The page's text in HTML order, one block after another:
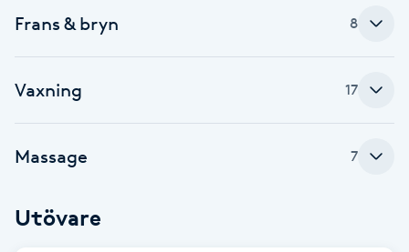
Extensions
Extensions borttagning
F
Face framing
Frans & bryn 8
Vaxning 17
Massage 7
Utövare